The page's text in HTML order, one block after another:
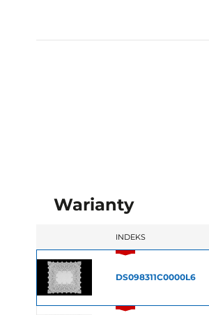
Warianty
INDEKS
DS098311C0000L6